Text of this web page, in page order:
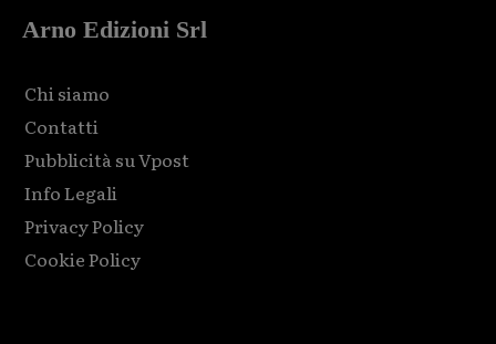
Arno Edizioni Srl
Chi siamo
Contatti
Pubblicità su Vpost
Info Legali
Privacy Policy
Cookie Policy